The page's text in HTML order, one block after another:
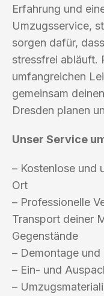
Erfahrung und
Umzugsservice,
sorgen dafür,
stressfrei abläuft.
umfangreichen
gemeinsam
Dresden planen
Unser Service
– Kostenlose und
Ort
– Professionelle
Transport deiner
Gegenstände
– Demontage
– Ein- und
–